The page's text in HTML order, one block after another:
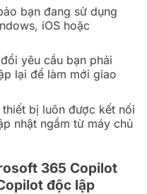
bạn đang sử dụng
iOS hoặc
yêu cầu bạn phải
lại để làm mới giao
bị luôn được kết nối
nhật ngầm từ máy chủ
365 Copilot
độc lập